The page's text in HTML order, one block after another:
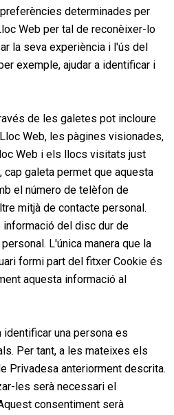
determinades per
Web per tal de reconèixer-lo
la seva experiència i l'ús del
exemple, ajudar a identificar i
de les galetes pot incloure
Web, les pàgines visionades,
Web i els llocs visitats just
cap galeta permet que aquesta
el número de telèfon de
mitjà de contacte personal.
informació del disc dur de
L'única manera que la
formi part del fitxer Cookie és
aquesta informació al
una persona es
Per tant, a les mateixes els
Privadesa anteriorment descrita.
les serà necessari el
consentiment serà